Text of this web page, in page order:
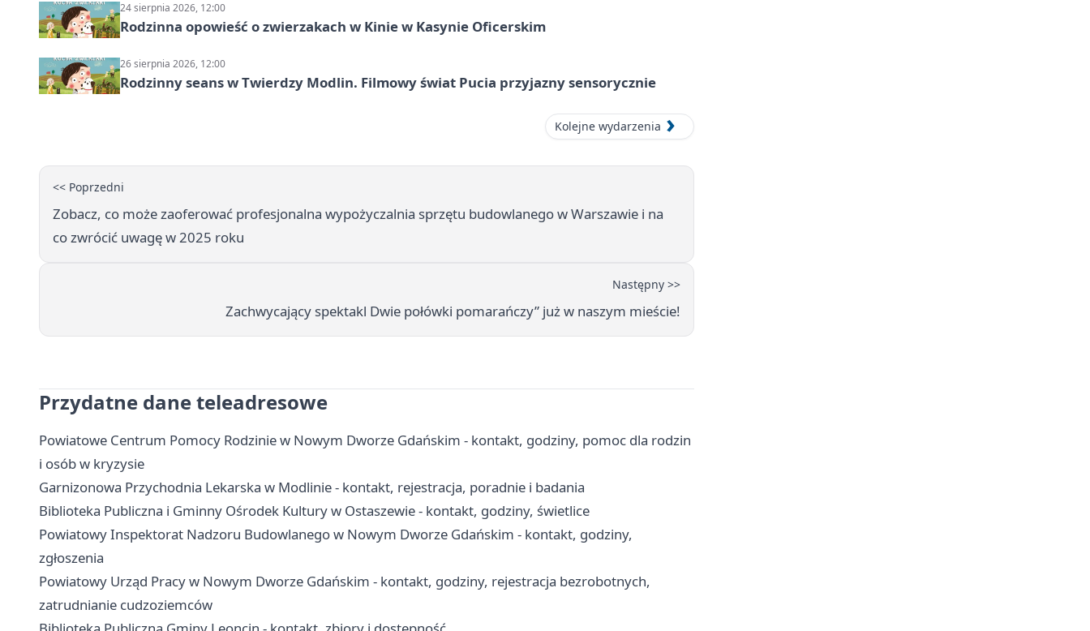
24 sierpnia 2026, 12:00
Rodzinna opowieść o zwierzakach w Kinie w Kasynie Oficerskim
26 sierpnia 2026, 12:00
Rodzinny seans w Twierdzy Modlin. Filmowy świat Pucia przyjazny sensorycznie
Kolejne wydarzenia
<< Poprzedni
Zobacz, co może zaoferować profesjonalna wypożyczalnia sprzętu budowlanego w Warszawie i na
co zwrócić uwagę w 2025 roku
Następny >>
Zachwycający spektakl Dwie połówki pomarańczy” już w naszym mieście!
Przydatne dane teleadresowe
Powiatowe Centrum Pomocy Rodzinie w Nowym Dworze Gdańskim - kontakt, godziny, pomoc dla rodzin
i osób w kryzysie
Garnizonowa Przychodnia Lekarska w Modlinie - kontakt, rejestracja, poradnie i badania
Biblioteka Publiczna i Gminny Ośrodek Kultury w Ostaszewie - kontakt, godziny, świetlice
Powiatowy Inspektorat Nadzoru Budowlanego w Nowym Dworze Gdańskim - kontakt, godziny,
zgłoszenia
Powiatowy Urząd Pracy w Nowym Dworze Gdańskim - kontakt, godziny, rejestracja bezrobotnych,
zatrudnianie cudzoziemców